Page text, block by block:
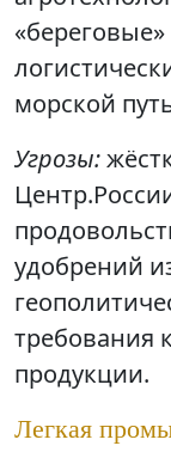
морской
Угрозы:
удобрений
требования
продукции.
Легкая